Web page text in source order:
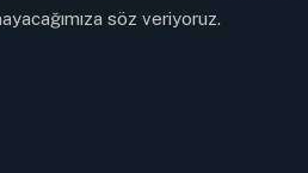
söz veriyoruz.